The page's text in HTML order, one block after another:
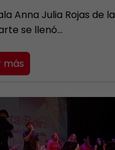
Anna Julia Rojas de la
se llenó…
más